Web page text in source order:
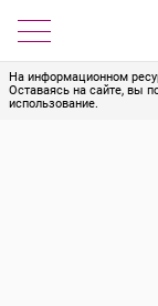
На информационном
Оставаясь на сайте, вы
использование.